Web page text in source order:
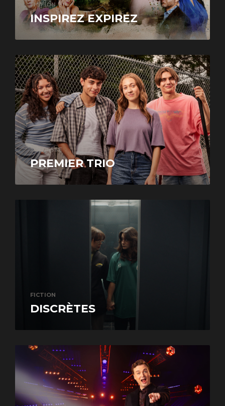
FICTION
INSPIREZ EXPIREZ
JEUNESSE
PREMIER TRIO
FICTION
DISCRÈTES